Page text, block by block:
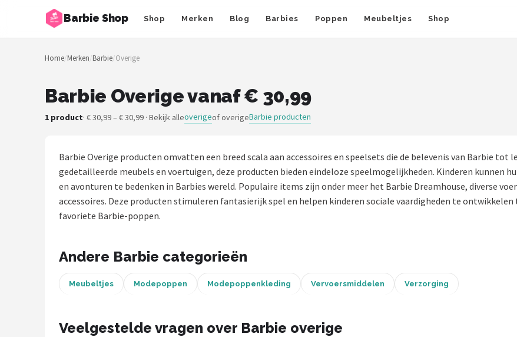
Barbie Shop Shop Merken Blog Barbies Poppen Meubeltjes Shop
Zoeken
NAVIGATIE
Merken
Barbies
Poppen
Paola Reina
Home/Merken/Barbie/Overige
Barbie Overige vanaf € 30,99
1 product· € 30,99 – € 30,99 · Bekijk alleoverigeof overigeBarbie producten
Barbie Overige producten omvatten een breed scala aan accessoires en speelsets die de belevenis van Barbie
gedetailleerde meubels en voertuigen, deze producten bieden eindeloze speelmogelijkheden. Kinderen kunnen
en avonturen te bedenken in Barbies wereld. Populaire items zijn onder meer het Barbie Dreamhouse, diverse
accessoires. Deze producten stimuleren fantasierijk spel en helpen kinderen sociale vaardigheden te
favoriete Barbie-poppen.
Andere Barbie categorieën
Meubeltjes Modepoppen Modepoppenkleding Vervoersmiddelen Verzorging
Veelgestelde vragen over Barbie overige